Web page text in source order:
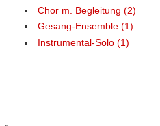
Chor m. Begleitung (2)
Gesang-Ensemble (1)
Instrumental-Solo (1)